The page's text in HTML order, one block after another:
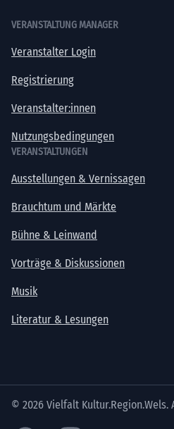
VERANSTALTUNG MANAGER
Veranstalter Login
Registrierung
Veranstalter:innen
Nutzungsbedingungen
VERANSTALTUNGEN
Ausstellungen & Vernissagen
Brauchtum und Märkte
Bühne & Leinwand
Vorträge & Diskussionen
Musik
Literatur & Lesungen
© 2026 Vielfalt